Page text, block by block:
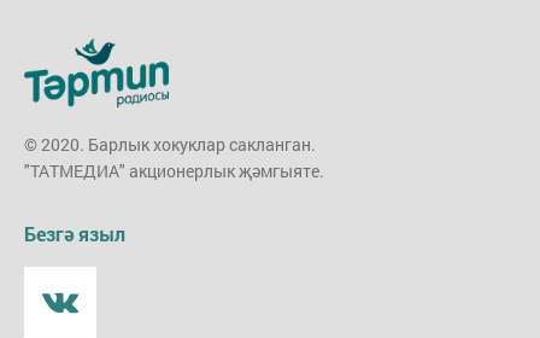
© 2020. Барлык хокуклар сакланган.
"ТАТМЕДИА" акционерлык җәмгыяте.
Безгә языл